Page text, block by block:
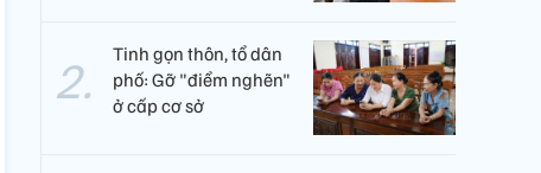
Tinh gọn thôn, tổ dân
phố: Gỡ "điểm nghẽn"
ở cấp cơ sở